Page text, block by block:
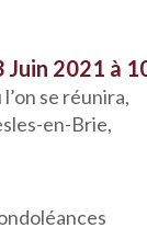
2021 à
se réunira,
en-Brie,